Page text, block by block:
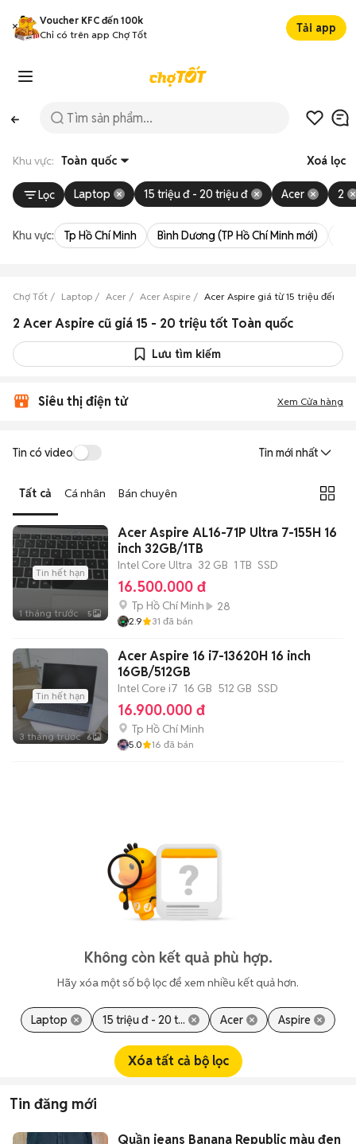
Voucher KFC đến 100k
Chỉ có trên app Chợ Tốt
Tải app
Khu vực: Toàn quốc Xoá lọc
Lọc Laptop 15 triệu đ - 20 triệu đ Acer 2
Khu vực: Tp Hồ Chí Minh Bình Dương (TP Hồ Chí Minh mới)
Chợ Tốt Laptop Acer Acer Aspire Acer Aspire giá từ 15 triệu đến 20
2 Acer Aspire cũ giá 15 - 20 triệu tốt Toàn quốc
Lưu tìm kiếm
Siêu thị điện tử Xem Cửa hàng
Tin có video Tin mới nhất
Tất cả Cá nhân Bán chuyên
Tin hết hạn
1 tháng trước 5
Acer Aspire AL16-71P Ultra 7-155H 16
inch 32GB/1TB
Intel Core Ultra 32 GB 1 TB SSD
16.500.000 đ
Tp Hồ Chí Minh 28
2.9 31 đã bán
Tin hết hạn
3 tháng trước 6
Acer Aspire 16 i7-13620H 16 inch
16GB/512GB
Intel Core i7 16 GB 512 GB SSD
16.900.000 đ
Tp Hồ Chí Minh
5.0 16 đã bán
Không còn kết quả phù hợp.
Hãy xóa một số bộ lọc để xem nhiều kết quả hơn.
Laptop 15 triệu đ - 20 t... Acer Aspire
Xóa tất cả bộ lọc
Tin đăng mới
Quần jeans Banana Republic màu đen